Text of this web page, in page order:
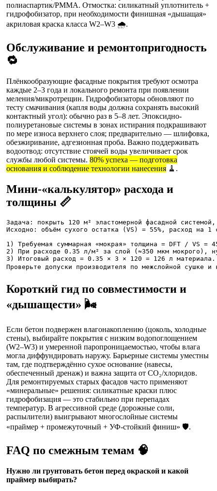
полиаспартик/PMMA. Отмостка: силикатный уплотнитель +
гидрофобизатор, при необходимости финишная «дышащая»
акриловая краска класса W2–W3 🌧️.
Обслуживание и ремонтопригодность
🔁
Плёнкообразующие фасадные покрытия требуют осмотра
каждые 2–3 года и локального ремонта при появлении
меления/микротрещин. Гидрофобизаторы обновляют по
тесту смачивания (капля воды должна сохранять высокий
контактный угол): обычно раз в 5–8 лет. Эпоксидно-
полиуретановые системы в зонах истирания подкрашивают
по мере износа верхнего слоя; предварительно — шлифовка,
обезжиривание, адгезионная проба. Важно поддерживать
водоотвод: отсутствие стоячей воды увеличивает срок
службы любой системы. 80% успеха — подготовка
основания и соблюдение технологии нанесения 🧹.
Мини-«калькулятор» расхода и
толщины 📏
Задача: покрыть 120 м² эластомерной фасадной
Исходно: объём сухого остатка (VS) = 55%, расход на
1) Требуемая суммарная «мокрая» толщина = DFT / VS
2) При расходе 0.35 л/м² за слой (≈350 мкм мокрого),
3) Итоговый расход = 0.35 × 3 × 120 = 126 л материала.
Короткий гид по совместимости и
«дышащести» 🌬️
Если бетон подвержен влагонакоплению (цоколь, холодные
стены), выбирайте покрытия с низким водопоглощением
(W2–W3) и умеренной паропроницаемостью, чтобы влага
могла диффундировать наружу. Барьерные системы уместны
там, где подтверждённо сухое основание (навесы,
обеспеченный дренаж) и важна защита от CO₂/хлоридов.
Для ремонтируемых старых фасадов часто применяют
«минеральные» решения: силикатные краски плюс
гидрофобизация — это стабильно при перепадах
температур. В агрессивной среде (дорожные соли,
распылители) выигрывают многослойные системы
«праймер + промежуточный + УФ-стойкий финиш» 🛡️.
FAQ по смежным темам 🧠
Нужно ли грунтовать бетон перед окраской и какой
праймер выбирать?